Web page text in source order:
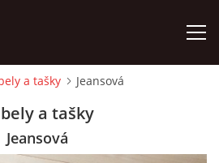
a tašky Jeansová
a tašky
Jeansová